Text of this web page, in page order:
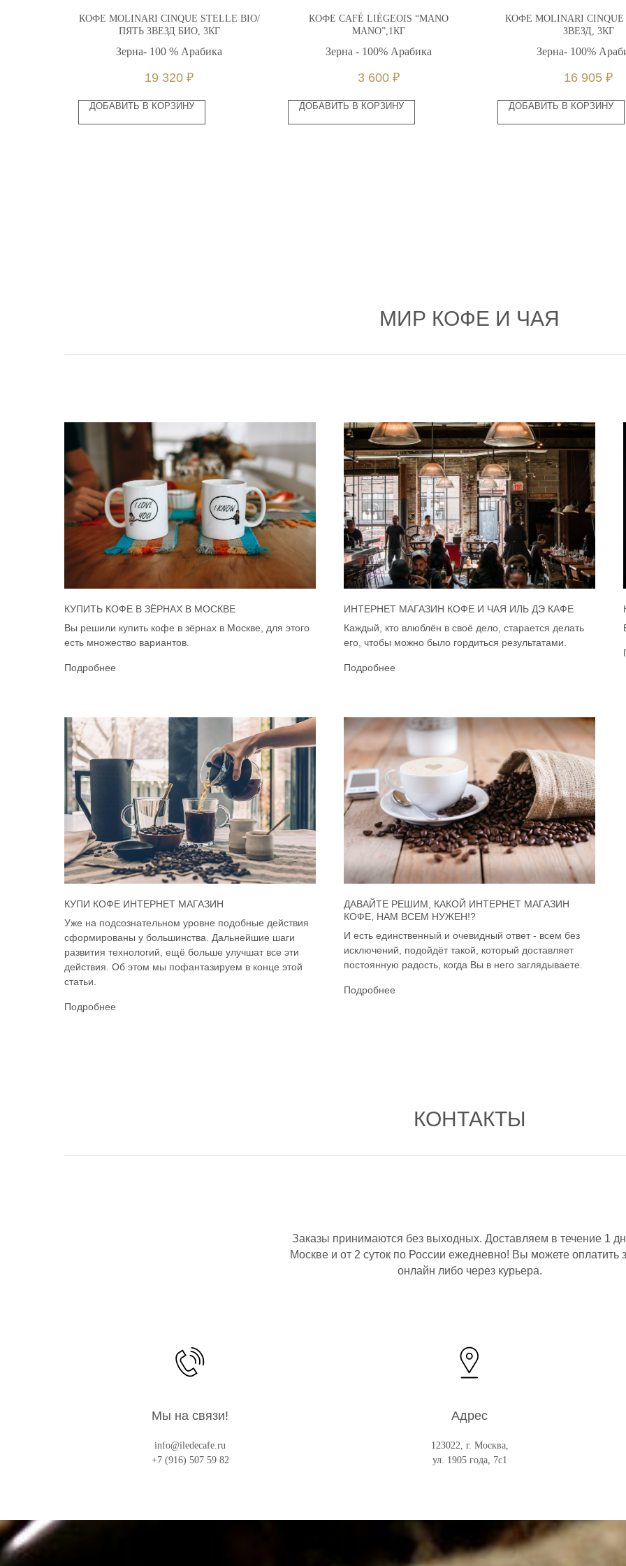
КОФЕ MOLINARI CINQUE STELLE BIO/
ПЯТЬ ЗВЕЗД БИО, 3КГ
Зерна- 100 % Арабика
19 320 ₽
ДОБАВИТЬ В КОРЗИНУ
КОФЕ CAFÉ LIÉGEOIS “MANO
MANO”,1КГ
Зерна - 100% Арабика
3 600 ₽
ДОБАВИТЬ В КОРЗИНУ
КОФЕ MOLINARI CINQUE
ЗВЕЗД, 3КГ
Зерна- 100%
16 905 ₽
ДОБАВИТЬ В КОРЗИНУ
МИР КОФЕ И ЧАЯ
КУПИТЬ КОФЕ В ЗЁРНАХ В МОСКВЕ
Вы решили купить кофе в зёрнах в Москве, для этого
есть множество вариантов.
Подробнее
ИНТЕРНЕТ МАГАЗИН КОФЕ И ЧАЯ ИЛЬ ДЭ КАФЕ
Каждый, кто влюблён в своё дело, старается делать
его, чтобы можно было гордиться результатами.
Подробнее
КУПИ КОФЕ ИНТЕРНЕТ МАГАЗИН
Уже на подсознательном уровне подобные действия
сформированы у большинства. Дальнейшие шаги
развития технологий, ещё больше улучшат все эти
действия. Об этом мы пофантазируем в конце этой
статьи.
Подробнее
ДАВАЙТЕ РЕШИМ, КАКОЙ ИНТЕРНЕТ МАГАЗИН
КОФЕ, НАМ ВСЕМ НУЖЕН!?
И есть единственный и очевидный ответ - всем без
исключений, подойдёт такой, который доставляет
постоянную радость, когда Вы в него заглядываете.
Подробнее
КОНТАКТЫ
Заказы принимаются без выходных. Доставляем в течение 1
Москве и от 2 суток по России ежедневно! Вы можете оплатить
онлайн либо через курьера.
Мы на связи!
info@iledecafe.ru
+7 (916) 507 59 82
Адрес
123022, г. Москва,
ул. 1905 года, 7с1